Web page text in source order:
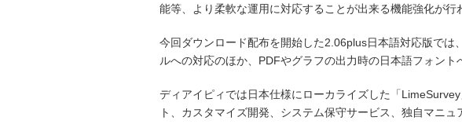
能等、より柔軟な運用に対応することが出来る機能強化が行
今回ダウンロード配布を開始した2.06plus日本語対応版では
ルへの対応のほか、PDFやグラフの出力時の日本語フォント
ディアイピィでは日本仕様にローカライズした「
ト、カスタマイズ開発、システム保守サービス、独自マニュ